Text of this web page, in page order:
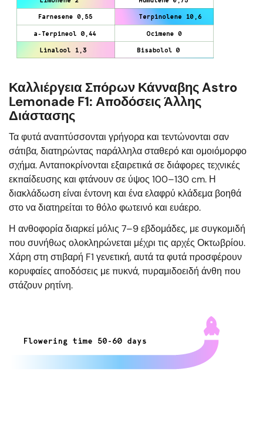
Καλλιέργεια Σπόρων Κάνναβης Astro
Lemonade F1: Αποδόσεις Άλλης
Διάστασης
Τα φυτά αναπτύσσονται γρήγορα και τεντώνονται σαν
σάτιβα, διατηρώντας παράλληλα σταθερό και ομοιόμορφο
σχήμα. Ανταποκρίνονται εξαιρετικά σε διάφορες τεχνικές
εκπαίδευσης και φτάνουν σε ύψος 100–130 cm. Η
διακλάδωση είναι έντονη και ένα ελαφρύ κλάδεμα βοηθά
στο να διατηρείται το θόλο φωτεινό και ευάερο.
Η ανθοφορία διαρκεί μόλις 7–9 εβδομάδες, με συγκομιδή
που συνήθως ολοκληρώνεται μέχρι τις αρχές Οκτωβρίου.
Χάρη στη στιβαρή F1 γενετική, αυτά τα φυτά προσφέρουν
κορυφαίες αποδόσεις με πυκνά, πυραμιδοειδή άνθη που
στάζουν ρητίνη.